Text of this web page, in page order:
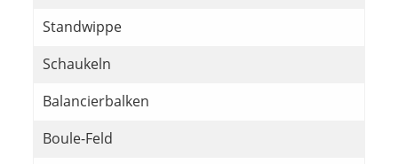
Standwippe
Schaukeln
Balancierbalken
Boule-Feld